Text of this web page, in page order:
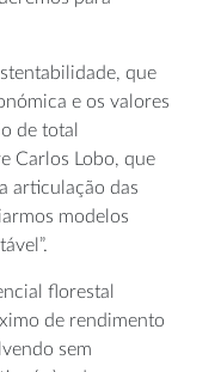
que
e os valores
de total
Carlos Lobo, que
articulação das
modelos
florestal
de rendimento
sem